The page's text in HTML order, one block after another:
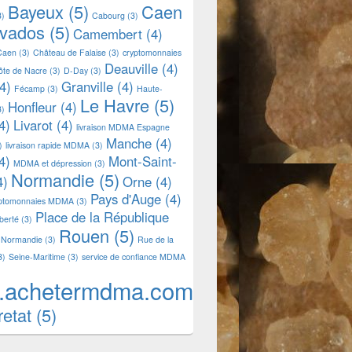
Bayeux (5) Cabourg (3) Caen
(5) Camembert (4)
(3) Château de Falaise (3) cryptomonnaies
de Nacre(3) D-Day (3) Deauville (4)
Fécamp (3) Granville (4) Haute-
Honfleur (4) Le Havre (5)
Livarot (4) livraison MDMA Espagne
livraison rapide MDMA (3) Manche (4)
MDMA et dépression (3) Mont-Saint-
Normandie (5) Orne (4)
MDMA (3) Pays d'Auge (4)
(3) Place de la République
(3) Rouen (5) Rue de la
Seine-Maritime (3) service de confiance MDMA
(5)